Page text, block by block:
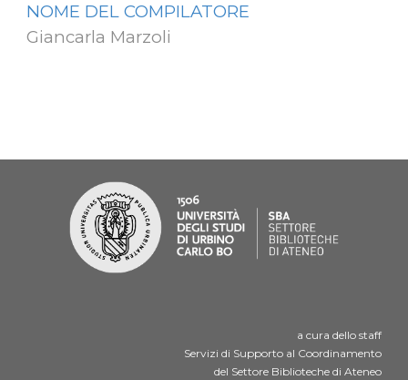
NOME DEL COMPILATORE
Giancarla Marzoli
a cura dello staff
Servizi di Supporto al Coordinamento
del Settore Biblioteche di Ateneo